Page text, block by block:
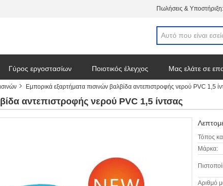
Πωλήσεις & Υποστήριξη:
Γύρος εργοστασίων Ποιοτικός έλεγχος Μας ελάτε σε
Εμπορικά εξαρτήματα πισινών βαλβίδα αντεπιστροφής νερού PVC 1,5
αντεπιστροφής νερού PVC 1,5 ίντσας
Τόπος
Μάρκα:
Αριθμό